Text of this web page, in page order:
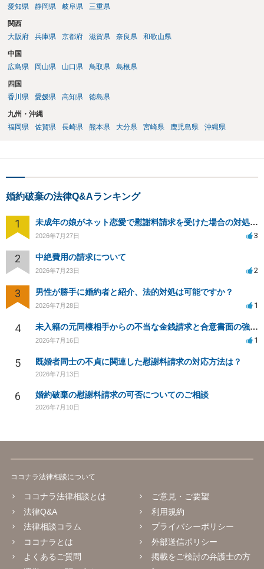
愛知県
静岡県 岐阜県 三重県
関西
大阪府
兵庫県 京都府 滋賀県 奈良県 和歌山県
中国
広島県
岡山県 山口県 鳥取県 島根県
四国
香川県
愛媛県 高知県 徳島県
九州・沖縄
福岡県
佐賀県 長崎県 熊本県 大分県 宮崎県 鹿児島県 沖縄県
婚約破棄の法律Q&Aランキング
1 未成年の娘がネット恋愛で慰謝料請求を受けた場合の対処法は？
2026年7月27日 3
2 中絶費用の請求について
2026年7月23日 2
3 男性が勝手に婚約者と紹介、法的対処は可能ですか？
2026年7月28日 1
4 未入籍の元同棲相手からの不当な金銭請求と合意書面の強要について
2026年7月16日 1
5 既婚者同士の不貞に関連した慰謝料請求の対応方法は？
2026年7月13日
6 婚約破棄の慰謝料請求の可否についてのご相談
2026年7月10日
ココナラ法律相談について
ココナラ法律相談とは
法律Q&A
法律相談コラム
ココナラとは
よくあるご質問
ご意見・ご要望
利用規約
プライバシーポリシー
外部送信ポリシー
掲載をご検討の弁護士の方